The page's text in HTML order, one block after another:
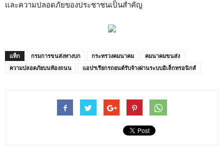
และความปลอดภัยของประชาชนเป็นสำคัญ
แท็ก กรมการขนส่งทางบก กระทรวงคมนาคม
คมนาคมขนส่ง
ความปลอดภัยบนท้องถนน
แอปฯเรียกรถยนต์รับจ้างผ่านระบบอิเล็กทรอนิกส์